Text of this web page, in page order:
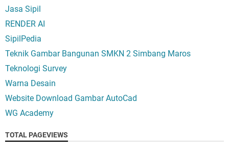
Jasa Sipil
RENDER AI
SipilPedia
Teknik Gambar Bangunan SMKN 2 Simbang Maros
Teknologi Survey
Warna Desain
Website Download Gambar AutoCad
WG Academy
TOTAL PAGEVIEWS